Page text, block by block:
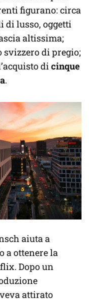
figurano: circa
di lusso, oggetti
altissima;
svizzero di pregio;
di cinque
.
aiuta a
a ottenere la
Dopo un
attirato